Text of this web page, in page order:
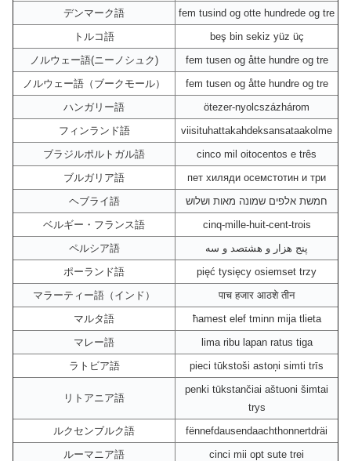
デンマーク語
fem tusind og otte hundrede og tre
トルコ語
beş bin sekiz yüz üç
ノルウェー語(ニーノシュク)
fem tusen og åtte hundre og tre
ノルウェー語（ブークモール）
fem tusen og åtte hundre og tre
ハンガリー語
ötezer-nyolcszázhárom
フィンランド語
viisituhattakahdeksansataakolme
ブラジルポルトガル語
cinco mil oitocentos e três
ブルガリア語
пет хиляди осемстотин и три
ヘブライ語
חמשת אלפים שמונה מאות ושלוש
ベルギー・フランス語
cinq-mille-huit-cent-trois
ペルシア語
پنج هزار و هشتصد و سه
ポーランド語
pięć tysięcy osiemset trzy
マラーティー語（インド）
पाच हजार आठशे तीन
マルタ語
ħamest elef tminn mija tlieta
マレー語
lima ribu lapan ratus tiga
ラトビア語
pieci tūkstoši astoņi simti trīs
リトアニア語
penki tūkstančiai aštuoni šimtai
trys
ルクセンブルク語
fënnefdausendaachthonnertdräi
ルーマニア語
cinci mii opt sute trei